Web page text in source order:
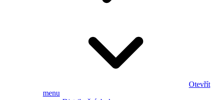
Otevřít
menu